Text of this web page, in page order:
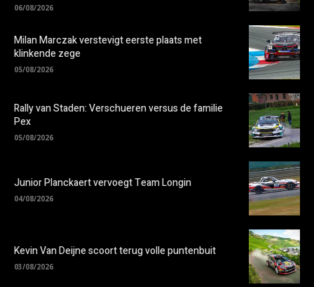
06/08/2026
Milan Marczak verstevigt eerste plaats met
klinkende zege
05/08/2026
Rally van Staden: Verschueren versus de familie
Pex
05/08/2026
Junior Planckaert vervoegt Team Longin
04/08/2026
Kevin Van Deijne scoort terug volle puntenbuit
03/08/2026